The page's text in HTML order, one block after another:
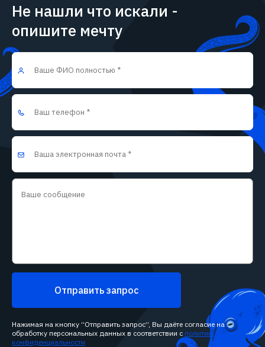
Не нашли что искали -
опишите мечту
Отправить запрос
Нажимая на кнопку “Отправить запрос”, Вы даёте согласие на
обработку персональных данных в соответствии с политикой
конфиденциальности